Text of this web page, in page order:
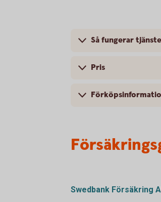
Så fungerar
Pris
Swedbank Försäkring